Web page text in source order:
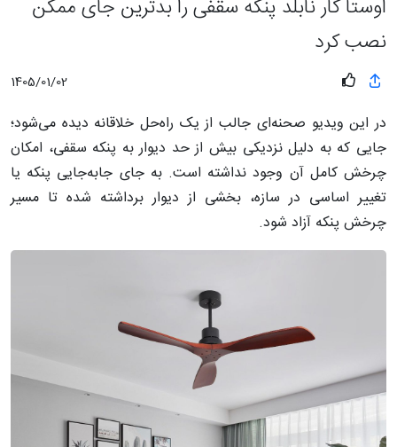
اوستا کار نابلد پنکه سقفی را بدترین جای ممکن
نصب کرد
1405/01/02
در این ویدیو صحنه‌ای جالب از یک راه‌حل خلاقانه دیده می‌شود؛
جایی که به دلیل نزدیکی بیش از حد دیوار به پنکه سقفی، امکان
چرخش کامل آن وجود نداشته است. به جای جابه‌جایی پنکه یا
تغییر اساسی در سازه، بخشی از دیوار برداشته شده تا مسیر
چرخش پنکه آزاد شود.